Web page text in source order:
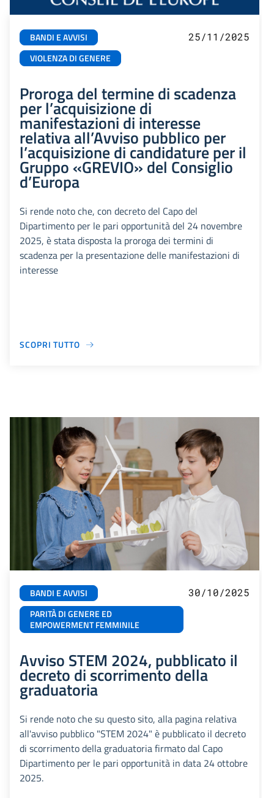
BANDI E AVVISI
VIOLENZA DI GENERE
25/11/2025
Proroga del termine di scadenza
per l’acquisizione di
manifestazioni di interesse
relativa all’Avviso pubblico per
l’acquisizione di candidature per il
Gruppo «GREVIO» del Consiglio
d’Europa
Si rende noto che, con decreto del Capo del
Dipartimento per le pari opportunità del 24 novembre
2025, è stata disposta la proroga dei termini di
scadenza per la presentazione delle manifestazioni di
interesse
SCOPRI TUTTO
BANDI E AVVISI
PARITÀ DI GENERE ED
EMPOWERMENT FEMMINILE
30/10/2025
Avviso STEM 2024, pubblicato il
decreto di scorrimento della
graduatoria
Si rende noto che su questo sito, alla pagina relativa
all'avviso pubblico "STEM 2024" è pubblicato il decreto
di scorrimento della graduatoria firmato dal Capo
Dipartimento per le pari opportunità in data 24 ottobre
2025.